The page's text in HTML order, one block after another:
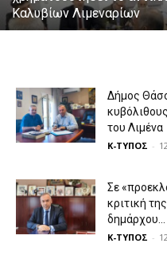
Καλυβίων Λιμεναρίων
Δήμος
του Λιμένα
Κ-ΤΥΠΟΣ -
Σε
κριτική
δημάρχου...
Κ-ΤΥΠΟΣ -